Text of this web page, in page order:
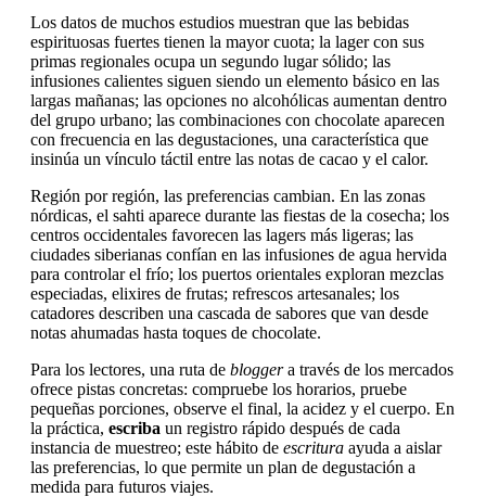
Los datos de muchos estudios muestran que las bebidas
espirituosas fuertes tienen la mayor cuota; la lager con sus
primas regionales ocupa un segundo lugar sólido; las
infusiones calientes siguen siendo un elemento básico en las
largas mañanas; las opciones no alcohólicas aumentan dentro
del grupo urbano; las combinaciones con chocolate aparecen
con frecuencia en las degustaciones, una característica que
insinúa un vínculo táctil entre las notas de cacao y el calor.
Región por región, las preferencias cambian. En las zonas
nórdicas, el sahti aparece durante las fiestas de la cosecha; los
centros occidentales favorecen las lagers más ligeras; las
ciudades siberianas confían en las infusiones de agua hervida
para controlar el frío; los puertos orientales exploran mezclas
especiadas, elixires de frutas; refrescos artesanales; los
catadores describen una cascada de sabores que van desde
notas ahumadas hasta toques de chocolate.
Para los lectores, una ruta de bloggera través de los mercados
ofrece pistas concretas: compruebe los horarios, pruebe
pequeñas porciones, observe el final, la acidez y el cuerpo. En
la práctica, escriba un registro rápido después de cada
instancia de muestreo; este hábito de escritura ayuda a aislar
las preferencias, lo que permite un plan de degustación a
medida para futuros viajes.